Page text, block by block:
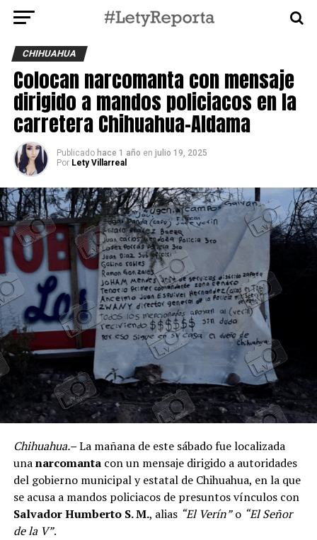
CHIHUAHUA
Colocan narcomanta con mensaje
dirigido a mandos policiacos en la
carretera Chihuahua–Aldama
Publicado hace 1 año en julio 19, 2025
Por Lety Villarreal
Chihuahua.–La mañana de este sábado fue localizada
unanarcomantacon un mensaje dirigido a autoridades
del gobierno municipal y estatal de Chihuahua, en la que
se acusa a mandos policiacos de presuntos vínculos con
Salvador Humberto S. M., alias “El Verín”o “El Señor
de la V”.